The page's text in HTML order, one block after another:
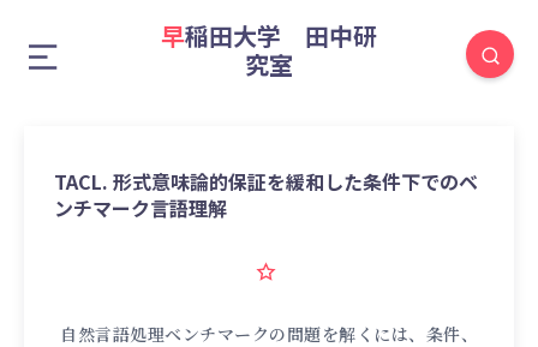
早稲田大学 田中研
究室
TACL. 形式意味論的保証を緩和した条件下でのベ
ンチマーク言語理解
自然言語処理ベンチマークの問題を解くには、条件、